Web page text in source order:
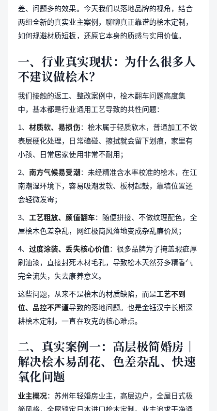
差、问题多的效果。今天我们以落地品牌的视角，结合
两组全新的真实业主案例，聊聊真正靠谱的桧木定制，
如何规避材质短板，还原它本身的质感与实用价值。
一、行业真实现状：为什么很多人
不建议做桧木？
我们接触的返工、整改案例中，桧木翻车问题高度集
中，基本都是行业通用工艺导致的共性问题：
1、材质软、易损伤：桧木属于轻质软木，普通加工不做
表层硬化处理，日常磕碰、擦拭就会留下划痕，家里有
小孩、日常居家使用非常不耐用；
2、南方气候易受潮：未经精准含水率校准的桧木，在江
南潮湿环境下，容易吸潮发软、板材起鼓，靠墙位置还
会轻微发霉；
3、 工艺粗放、颜值翻车：随便拼接、不做纹理配色，全
屋桧木色差杂乱，网红极简风落地变成杂乱廉价风；
4、过度涂装、丢失核心价值：很多品牌为了掩盖瑕疵厚
刷油漆，直接封死木材毛孔，导致桧木天然芬多精香气
完全流失，失去康养意义。
这些问题，从来不是桧木的材质缺陷，而是工艺不到
位、品控不严谨导致的落地问题。也是金钰汉宁长期深
耕桧木定制，一直在攻克的核心难点。
二、真实案例一：高层极简婚房｜
解决桧木易刮花、色差杂乱、快速
氧化问题
业主概况：苏州年轻婚房业主，高层边户，全屋日式极
简风格，全屋锁定日本进口桧木定制。业主追求干净通